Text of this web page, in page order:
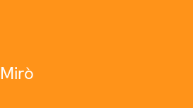
Mirò